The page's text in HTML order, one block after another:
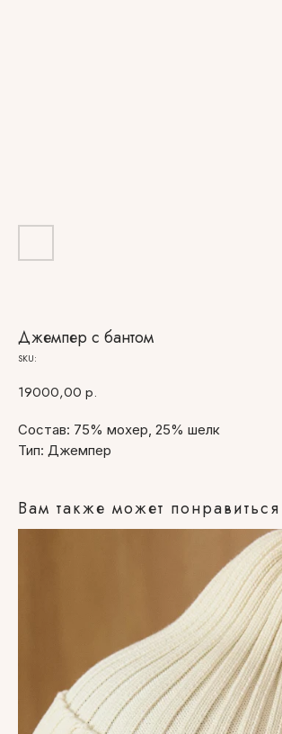
Джемпер с бантом
SKU:
19000,00 р.
Состав: 75% мохер, 25% шелк
Тип: Джемпер
Вам также может понравиться